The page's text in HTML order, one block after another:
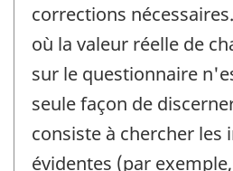
corrections
où la valeur réelle de
sur le questionnaire
seule façon de
consiste à chercher les
évidentes (par